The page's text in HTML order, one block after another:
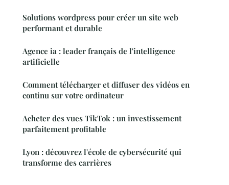
Solutions wordpress pour créer un site web
performant et durable
Agence ia : leader français de l'intelligence
artificielle
Comment télécharger et diffuser des vidéos en
continu sur votre ordinateur
Acheter des vues TikTok : un investissement
parfaitement profitable
Lyon : découvrez l'école de cybersécurité qui
transforme des carrières